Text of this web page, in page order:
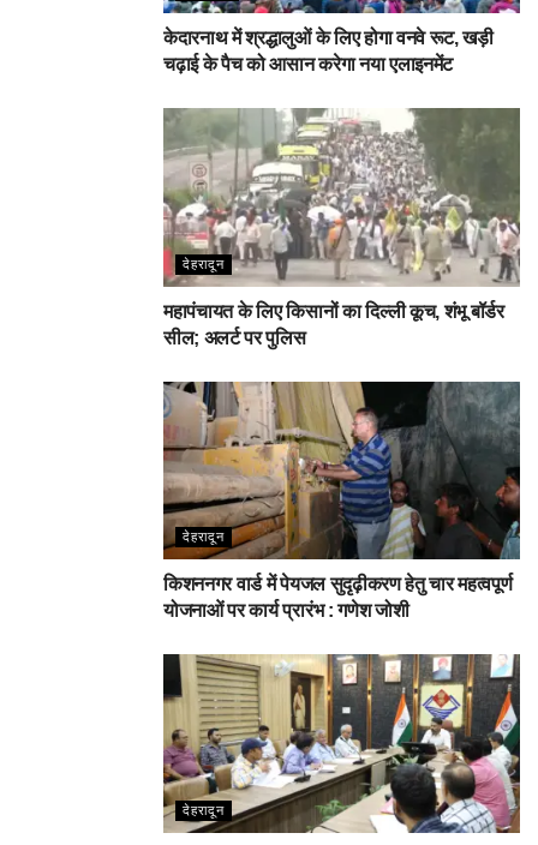
केदारनाथ में श्रद्धालुओं के लिए होगा वनवे रूट, खड़ी
चढ़ाई के पैच को आसान करेगा नया एलाइनमेंट
देहरादून
महापंचायत के लिए किसानों का दिल्ली कूच, शंभू बॉर्डर
सील; अलर्ट पर पुलिस
देहरादून
किशननगर वार्ड में पेयजल सुदृढ़ीकरण हेतु चार महत्वपूर्ण
योजनाओं पर कार्य प्रारंभ : गणेश जोशी
देहरादून